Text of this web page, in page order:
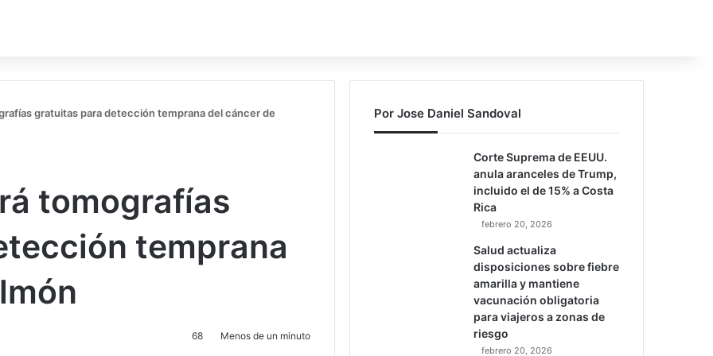
gratuitas para detección temprana del cáncer de
tomografías
temprana
68 Menos de un minuto
Por Jose Daniel Sandoval
Corte Suprema de EEUU.
anula aranceles de Trump,
incluido el de 15% a Costa
Rica
febrero 20, 2026
Salud actualiza
disposiciones sobre fiebre
amarilla y mantiene
vacunación obligatoria
para viajeros a zonas de
riesgo
febrero 20, 2026